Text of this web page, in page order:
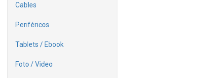
Cables
Periféricos
Tablets / Ebook
Foto / Video